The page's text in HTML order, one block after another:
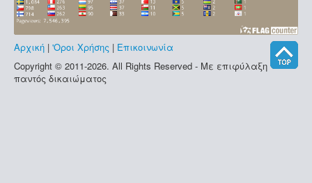
Αρχική | 'Οροι Χρήσης | Επικοινωνία
Copyright © 2011-2026. All Rights Reserved - Με επιφύλαξη
παντός δικαιώματος